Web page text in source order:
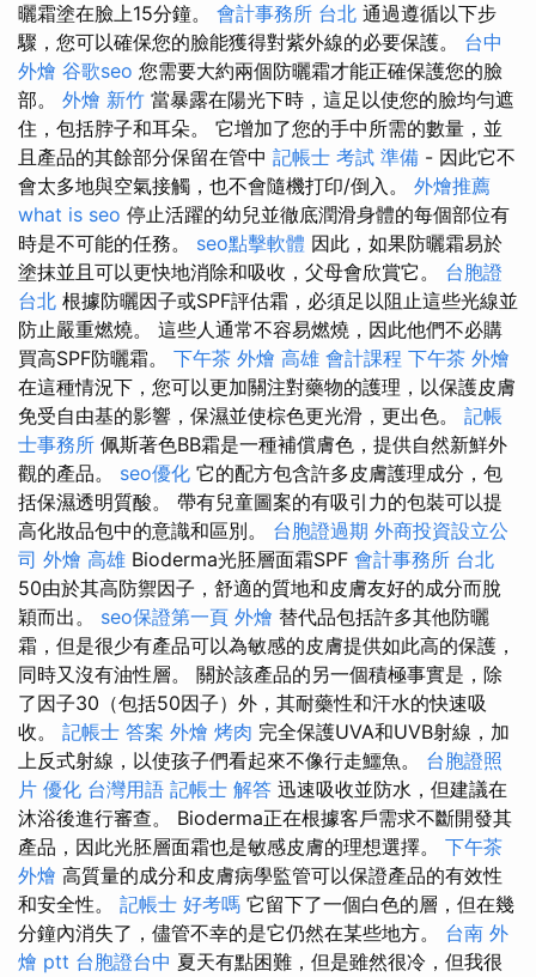
曬霜塗在臉上15分鐘。 會計事務所 台北 通過遵循以下步
驟，您可以確保您的臉能獲得對紫外線的必要保護。 台中
外燴 谷歌seo 您需要大約兩個防曬霜才能正確保護您的臉
部。 外燴 新竹 當暴露在陽光下時，這足以使您的臉均勻遮
住，包括脖子和耳朵。 它增加了您的手中所需的數量，並
且產品的其餘部分保留在管中 記帳士 考試 準備 - 因此它不
會太多地與空氣接觸，也不會隨機打印/倒入。 外燴推薦
what is seo 停止活躍的幼兒並徹底潤滑身體的每個部位有
時是不可能的任務。 seo點擊軟體 因此，如果防曬霜易於
塗抹並且可以更快地消除和吸收，父母會欣賞它。 台胞證
台北 根據防曬因子或SPF評估霜，必須足以阻止這些光線並
防止嚴重燃燒。 這些人通常不容易燃燒，因此他們不必購
買高SPF防曬霜。 下午茶 外燴 高雄 會計課程 下午茶 外燴
在這種情況下，您可以更加關注對藥物的護理，以保護皮膚
免受自由基的影響，保濕並使棕色更光滑，更出色。 記帳
士事務所 佩斯著色BB霜是一種補償膚色，提供自然新鮮外
觀的產品。 seo優化 它的配方包含許多皮膚護理成分，包
括保濕透明質酸。 帶有兒童圖案的有吸引力的包裝可以提
高化妝品包中的意識和區別。 台胞證過期 外商投資設立公
司 外燴 高雄 Bioderma光胚層面霜SPF 會計事務所 台北
50由於其高防禦因子，舒適的質地和皮膚友好的成分而脫
穎而出。 seo保證第一頁 外燴 替代品包括許多其他防曬
霜，但是很少有產品可以為敏感的皮膚提供如此高的保護，
同時又沒有油性層。 關於該產品的另一個積極事實是，除
了因子30（包括50因子）外，其耐藥性和汗水的快速吸
收。 記帳士 答案 外燴 烤肉 完全保護UVA和UVB射線，加
上反式射線，以使孩子們看起來不像行走鱷魚。 台胞證照
片 優化 台灣用語 記帳士 解答 迅速吸收並防水，但建議在
沐浴後進行審查。 Bioderma正在根據客戶需求不斷開發其
產品，因此光胚層面霜也是敏感皮膚的理想選擇。 下午茶
外燴 高質量的成分和皮膚病學監管可以保證產品的有效性
和安全性。 記帳士 好考嗎 它留下了一個白色的層，但在幾
分鐘內消失了，儘管不幸的是它仍然在某些地方。 台南 外
燴 ptt 台胞證台中 夏天有點困難，但是雖然很冷，但我很